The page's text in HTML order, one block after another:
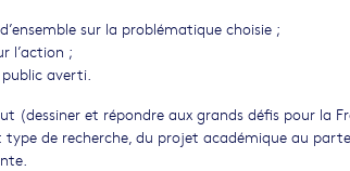
sur la problématique choisie ;
l’action ;
averti.
(dessiner et répondre aux grands défis pour la
de recherche, du projet académique au